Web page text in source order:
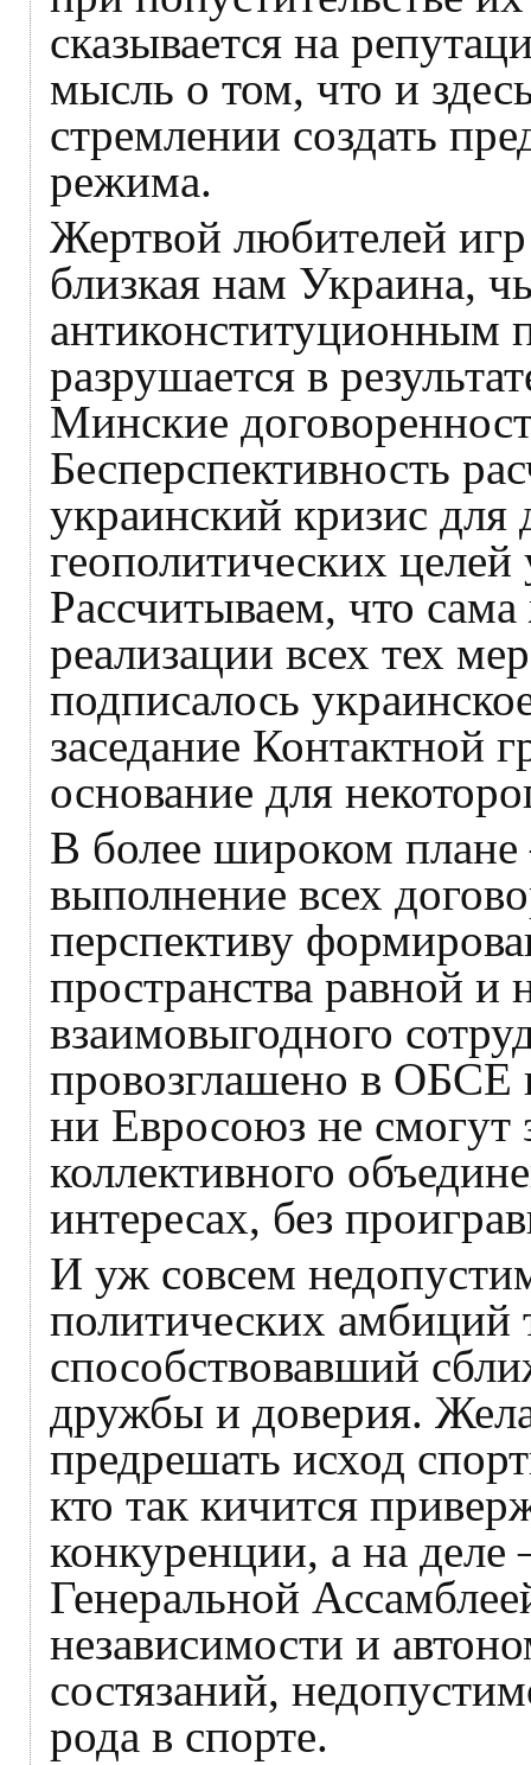
сказывается на
мысль о том, что и
стремлении создать
режима.
Жертвой любителей игр
близкая нам Украина,
антиконституционным
разрушается в
Минские
Бесперспективность
украинский кризис
геополитических
Рассчитываем, что
реализации всех тех
подписалось
заседание Контактной
основание для
В более широком плане
выполнение всех
перспективу
пространства равной и
взаимовыгодного
провозглашено в
ни Евросоюз не смогут
коллективного
интересах, без
И уж совсем
политических амбиций
способствовавший
дружбы и доверия.
предрешать исход
кто так кичится
конкуренции, а на
Генеральной
независимости и
состязаний,
рода в спорте.